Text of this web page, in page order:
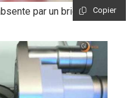
par un bridge Copier